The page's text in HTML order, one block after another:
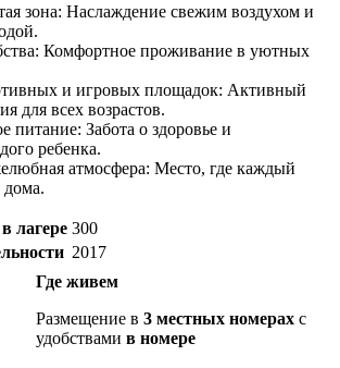
зона: Наслаждение свежим воздухом и
Комфортное проживание в уютных
и игровых площадок: Активный
для всех возрастов.
питание: Забота о здоровье и
ребенка.
атмосфера: Место, где каждый
дома.
лагере 300
2017
Где живем
Размещение в 3 местных номерах с
удобствами в номере